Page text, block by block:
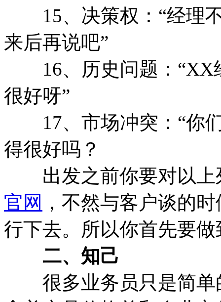
15、决策权：“经理不
来后再说吧”
16、历史问题：“XX
很好呀”
17、市场冲突：“你们
得很好吗？
出发之前你要对以上
官网 ，不然与客户谈的
行下去。所以你首先要
二、知己
很多业务员只是简单